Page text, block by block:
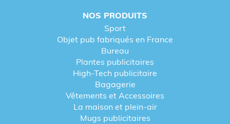
NOS PRODUITS
Sport
Objet pub fabriqués en France
Bureau
Plantes publicitaires
High-Tech publicitaire
Bagagerie
Vêtements et Accessoires
La maison et plein-air
Mugs publicitaires